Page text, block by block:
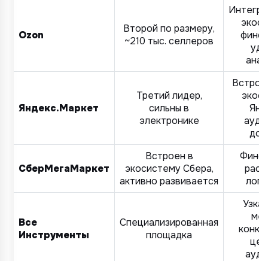
Ozon
Второй по размеру,
~210 тыс. селлеров
Яндекс.Маркет
Третий лидер,
сильны в
электронике
СберМегаМаркет
Встроен в
экосистему Сбера,
активно развивается
Все
Инструменты
Специализированная
площадка